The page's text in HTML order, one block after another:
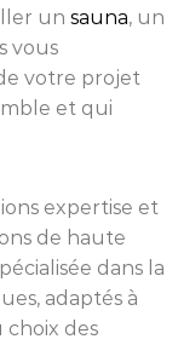
un sauna, un
vous
votre projet
et qui
expertise et
de haute
dans la
adaptés à
choix des